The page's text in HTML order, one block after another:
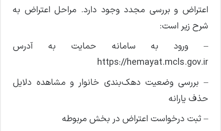
اعتراض و بررسی مجدد وجود دارد. مراحل اعتراض به
شرح زیر است:
– ورود به سامانه حمایت به آدرس
https://hemayat.mcls.gov.ir
– بررسی وضعیت دهک‌بندی خانوار و مشاهده دلایل
حذف یارانه
– ثبت درخواست اعتراض در بخش مربوطه